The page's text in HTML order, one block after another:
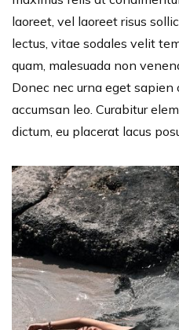
laoreet, vel laoreet risus
lectus, vitae sodales velit
quam, malesuada non
Donec nec urna eget sapien
accumsan leo. Curabitur
dictum, eu placerat lacus